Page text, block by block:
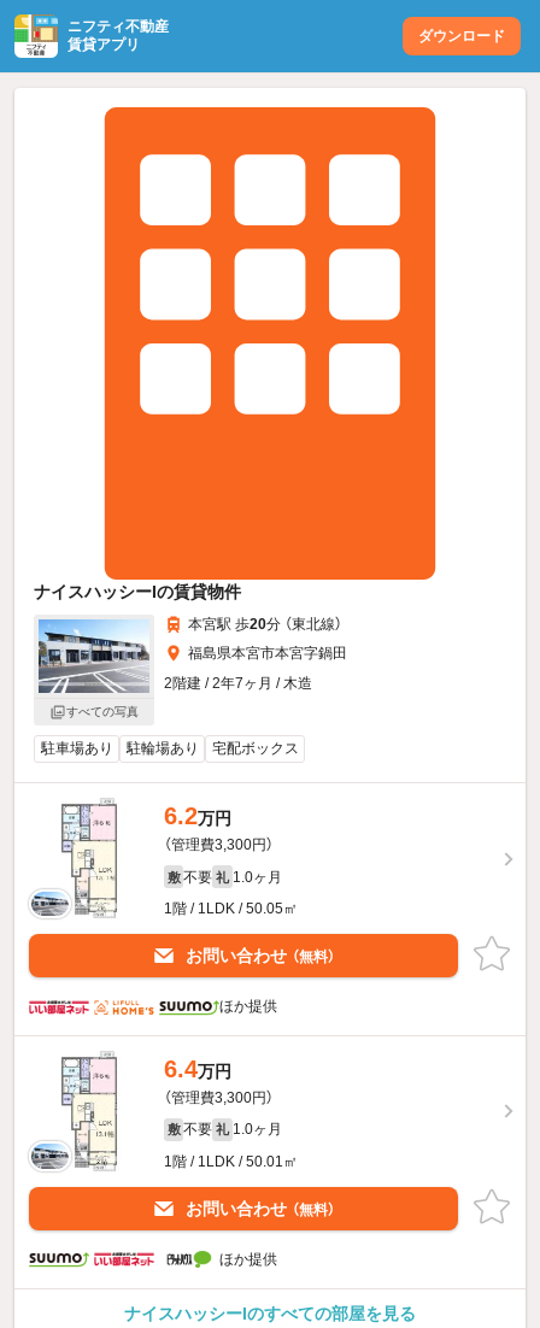
ニフティ不動産
賃貸アプリ
ダウンロード
ナイスハッシーIの賃貸物件
すべての写真
本宮駅 歩20分 （東北線）
福島県本宮市本宮字鍋田
2階建 / 2年7ヶ月 / 木造
駐車場あり 駐輪場あり 宅配ボックス
6.2万円
（管理費3,300円）
敷 不要 礼 1.0ヶ月
1階 / 1LDK / 50.05㎡
お問い合わせ （無料）
ほか提供
6.4万円
（管理費3,300円）
敷 不要 礼 1.0ヶ月
1階 / 1LDK / 50.01㎡
お問い合わせ （無料）
ほか提供
ナイスハッシーIのすべての部屋を見る